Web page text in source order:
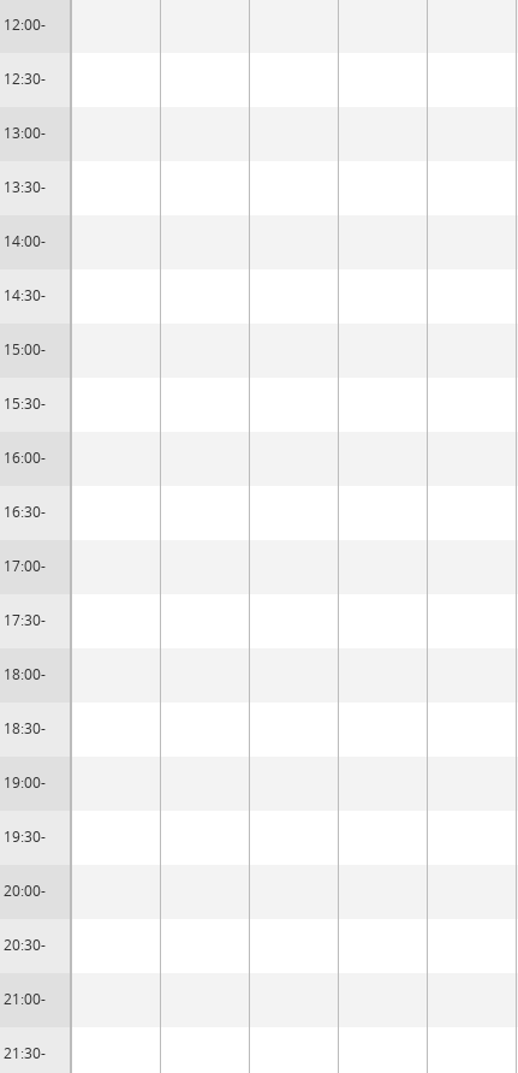
12:00-
12:30-
13:00-
13:30-
14:00-
14:30-
15:00-
15:30-
16:00-
16:30-
17:00-
17:30-
18:00-
18:30-
19:00-
19:30-
20:00-
20:30-
21:00-
21:30-